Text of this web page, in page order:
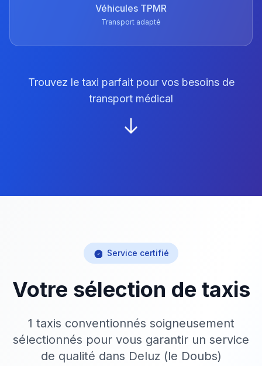
Véhicules TPMR
Transport adapté
Trouvez le taxi parfait pour vos besoins de
transport médical
Service certifié
Votre sélection de taxis
1 taxis conventionnés soigneusement
sélectionnés pour vous garantir un service
de qualité dans Deluz (le Doubs)